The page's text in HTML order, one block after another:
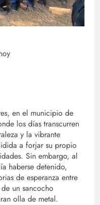
en el municipio de
los días transcurren
y la vibrante
a forjar su propio
Sin embargo, al
haberse detenido,
de esperanza entre
un sancocho
olla de metal.